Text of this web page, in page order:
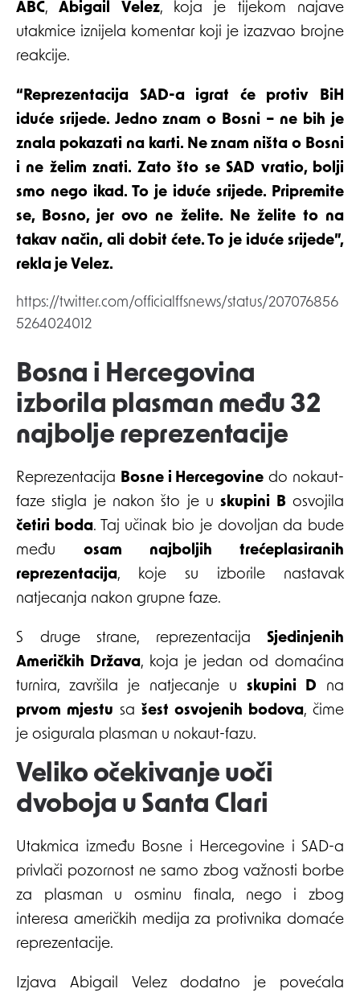
ABC,Abigail Velez, koja je tijekom najave
utakmice iznijela komentar koji je izazvao brojne
reakcije.
“Reprezentacija SAD-a igrat će protiv BiH
iduće srijede. Jedno znam o Bosni – ne bih je
znala pokazati na karti. Ne znam ništa o Bosni
i ne želim znati. Zato što se SAD vratio, bolji
smo nego ikad. To je iduće srijede. Pripremite
se, Bosno, jer ovo ne želite. Ne želite to na
takav način, ali dobit ćete. To je iduće srijede”,
rekla je Velez.
https://twitter.com/officialffsnews/status/207076856
5264024012
Bosna i Hercegovina
izborila plasman među 32
najbolje reprezentacije
Reprezentacija Bosne i Hercegovine do nokaut-
faze stigla je nakon što je uskupini Bosvojila
četiri boda. Taj učinak bio je dovoljan da bude
među osam najboljih trećeplasiranih
reprezentacija, koje su izborile nastavak
natjecanja nakon grupne faze.
S druge strane, reprezentacija Sjedinjenih
Američkih Država, koja je jedan od domaćina
turnira, završila je natjecanje u skupini D na
prvom mjestu sa šest osvojenih bodova, čime
je osigurala plasman u nokaut-fazu.
Veliko očekivanje uoči
dvoboja u Santa Clari
Utakmica između Bosne i Hercegovine i SAD-a
privlači pozornost ne samo zbog važnosti borbe
za plasman u osminu finala, nego i zbog
interesa američkih medija za protivnika domaće
reprezentacije.
Izjava Abigail Velez dodatno je povećala